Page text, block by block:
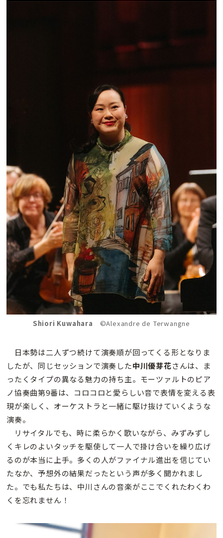
Shiori Kuwahara ©Alexandre de Terwangne
日本勢は二人ずつ続けて演奏順が回ってくる形となりま
したが、同じセッションで演奏した中川優芽花さんは、ま
ったくタイプの異なる魅力の持ち主。モーツァルトのピア
ノ協奏曲第9番は、コロコロと愛らしい音で表情を変える表
現が楽しく、オーケストラと一緒に駆け抜けていくような
演奏。
リサイタルでも、時に柔らかく歌いながら、みずみずし
くキレのよいタッチを駆使して一人で掛け合いを繰り広げ
るのが本当に上手。多くの人がファイナル進出を信じてい
たなか、予想外の結果だったという声が多く聞かれまし
た。でも私たちは、中川さんの音楽がここでくれたわくわ
くを忘れません！